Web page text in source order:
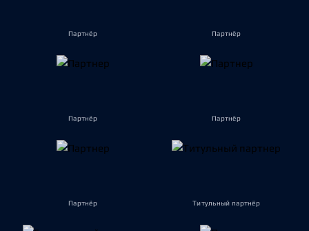
Партнёр Партнёр
Партнёр Партнёр
Партнёр Титульный партнёр